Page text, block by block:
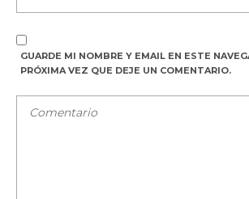
GUARDE MI NOMBRE Y EMAIL EN ESTE
PRÓXIMA VEZ QUE DEJE UN COMENTARIO.